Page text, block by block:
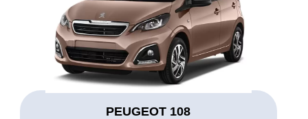
PEUGEOT 108